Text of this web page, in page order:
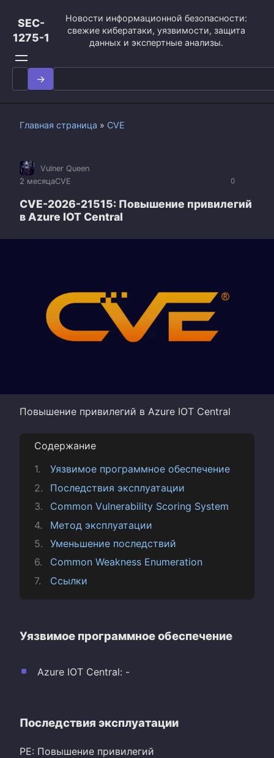
контенту
SEC-
1275-1
Новости информационной безопасности:
свежие кибератаки, уязвимости, защита
данных и экспертные анализы.
Search
for:
Главная страница » CVE
0
Vulner Queen
2 месяцаCVE
CVE-2026-21515: Повышение привилегий
в Azure IOT Central
Повышение привилегий в Azure IOT Central
Содержание
Уязвимое программное обеспечение
Последствия эксплуатации
Common Vulnerability Scoring System
Метод эксплуатации
Уменьшение последствий
Common Weakness Enumeration
Ссылки
Уязвимое программное обеспечение
Azure IOT Central: -
Последствия эксплуатации
PE: Повышение привилегий